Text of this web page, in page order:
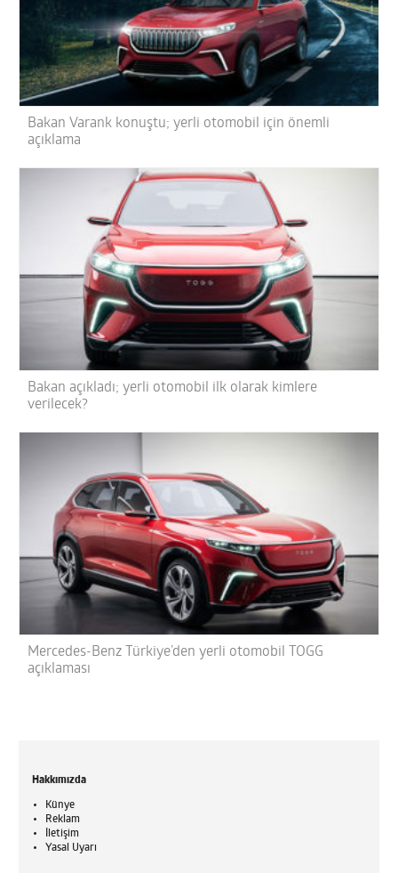
Bakan Varank konuştu; yerli otomobil için önemli
açıklama
Bakan açıkladı; yerli otomobil ilk olarak kimlere
verilecek?
Mercedes-Benz Türkiye’den yerli otomobil TOGG
açıklaması
Hakkımızda
Künye
Reklam
İletişim
Yasal Uyarı